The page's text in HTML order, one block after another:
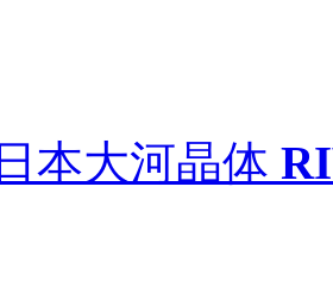
日本大河晶体